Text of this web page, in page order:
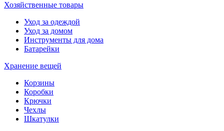
Хозяйственные товары
Уход за одеждой
Уход за домом
Инструменты для дома
Батарейки
Хранение вещей
Корзины
Коробки
Крючки
Чехлы
Шкатулки